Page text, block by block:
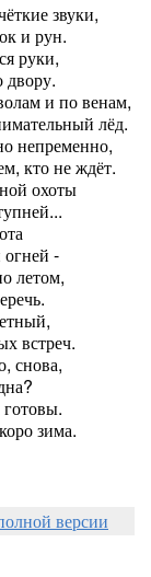
звуки,
и рун.
руки,
двору.
и по венам,
лёд.
непременно,
кто не ждёт.
охоты
-
летом,
встреч.
снова,
зима.
версии